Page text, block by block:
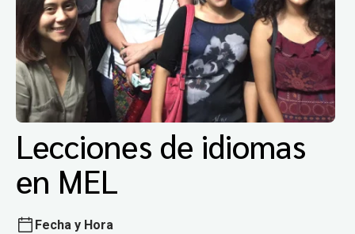
Lecciones de idiomas
en MEL
Fecha y Hora